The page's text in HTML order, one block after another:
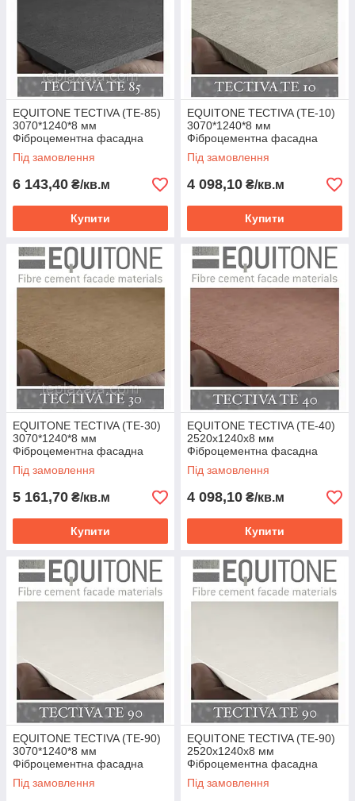
EQUITONE TECTIVA (TE-85)
3070*1240*8 мм
Фіброцементна фасадна
панель ЕКВІТОН
Під замовлення
6 143,40 ₴/кв.м
Купити
EQUITONE TECTIVA (TE-10)
3070*1240*8 мм
Фіброцементна фасадна
панель ЕКВІТОН
Під замовлення
4 098,10 ₴/кв.м
Купити
EQUITONE TECTIVA (TE-30)
3070*1240*8 мм
Фіброцементна фасадна
панель ЕКВІТОН
Під замовлення
5 161,70 ₴/кв.м
Купити
EQUITONE TECTIVA (TE-40)
2520х1240х8 мм
Фіброцементна фасадна
панель ЕКВІТОН
Під замовлення
4 098,10 ₴/кв.м
Купити
EQUITONE TECTIVA (TE-90)
3070*1240*8 мм
Фіброцементна фасадна
панель ЕКВІТОН
Під замовлення
EQUITONE TECTIVA (TE-90)
2520х1240х8 мм
Фіброцементна фасадна
панель ЕКВІТОН
Під замовлення